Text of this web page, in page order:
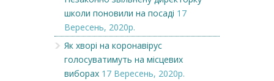
школи поновили на посаді 17
Вересень, 2020р.
Як хворі на коронавірус
голосуватимуть на місцевих
виборах 17 Вересень, 2020р.